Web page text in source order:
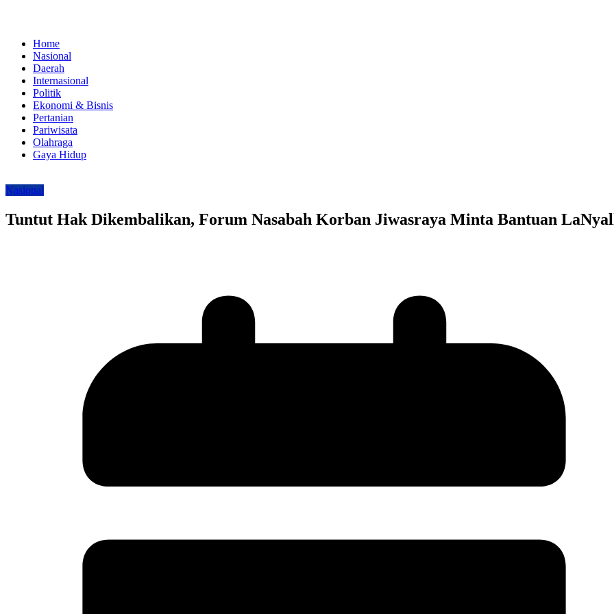
Home
Nasional
Daerah
Internasional
Politik
Ekonomi & Bisnis
Pertanian
Pariwisata
Olahraga
Gaya Hidup
Nasional
Tuntut Hak Dikembalikan, Forum Nasabah Korban Jiwasraya Minta Bantuan